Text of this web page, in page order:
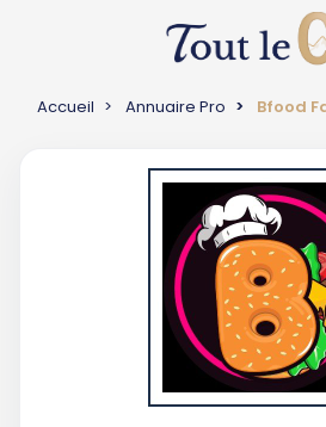
Accueil Annuaire Pro Bfood